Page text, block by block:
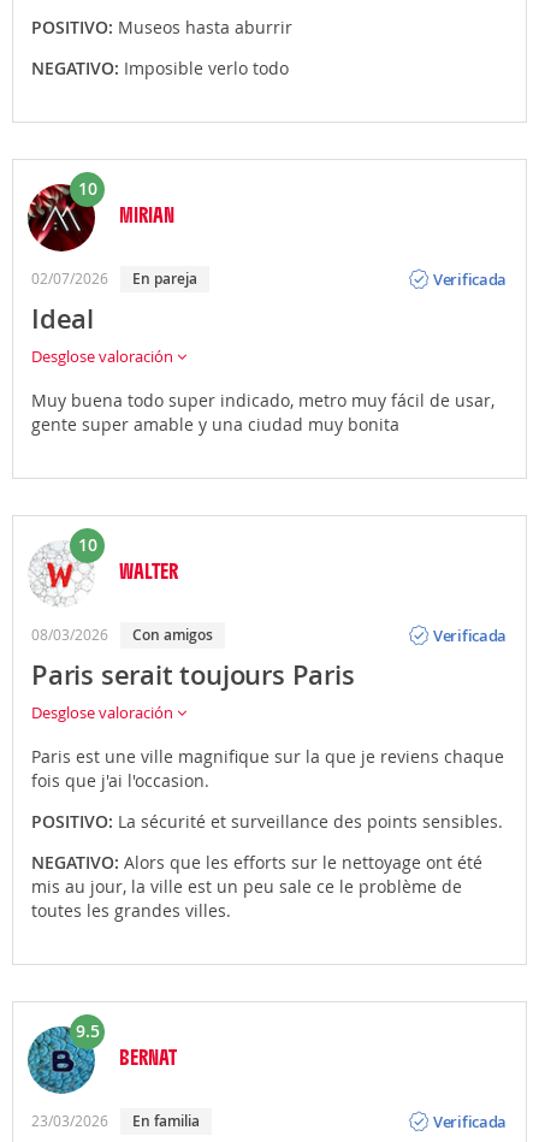
POSITIVO: Museos hasta aburrir
NEGATIVO: Imposible verlo todo
10
MIRIAN
02/07/2026 en pareja
Verificada
Ideal
Desglose valoración
Muy buena todo super indicado, metro muy fácil de usar,
gente super amable y una ciudad muy bonita
10
WALTER
08/03/2026 con amigos
Verificada
Paris serait toujours Paris
Desglose valoración
Paris est une ville magnifique sur la que je reviens chaque
fois que j'ai l'occasion.
POSITIVO: La sécurité et surveillance des points sensibles.
NEGATIVO: Alors que les efforts sur le nettoyage ont été
mis au jour, la ville est un peu sale ce le problème de
toutes les grandes villes.
9.5
BERNAT
23/03/2026 en familia
Verificada